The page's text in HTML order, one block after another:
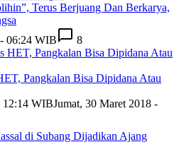
Terus Berjuang Dan Berkarya,
06:24 WIB
8
Pangkalan Bisa Dipidana Atau
12:14 WIBJumat, 30 Maret 2018 -